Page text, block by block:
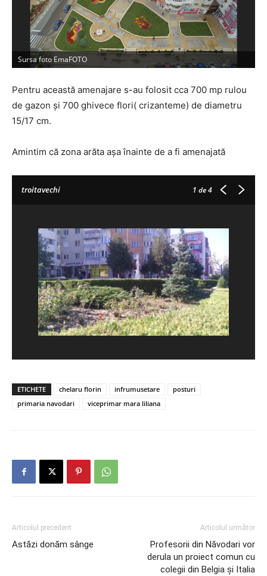
Sursa foto EmaFOTO
Pentru această amenajare s-au folosit cca 700 mp rulou
de gazon și 700 ghivece flori( crizanteme) de diametru
15/17 cm.
Amintim că zona arăta așa înainte de a fi amenajată
troitavechi 1 de 4
ETICHETE chelaru florin infrumusetare
posturi
primaria navodari
viceprimar mara liliana
Articolul precedent
Astăzi donăm sânge
Articolul următor
Profesorii din Năvodari vor
derula un proiect comun cu
colegii din Belgia și Italia